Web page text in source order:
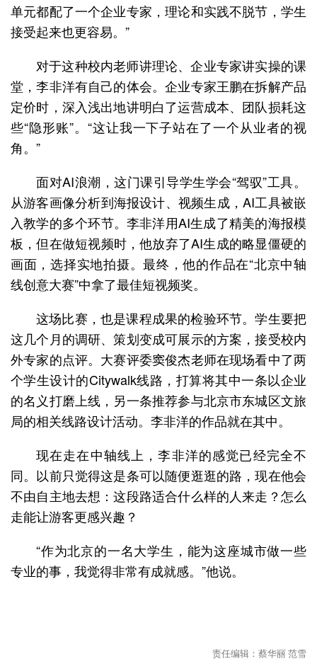
单元都配了一个企业专家，理论和实践不脱节，学生
接受起来也更容易。”
对于这种校内老师讲理论、企业专家讲实操的课
堂，李非洋有自己的体会。企业专家王鹏在拆解产品
定价时，深入浅出地讲明白了运营成本、团队损耗这
些“隐形账”。“这让我一下子站在了一个从业者的视
角。”
面对AI浪潮，这门课引导学生学会“驾驭”工具。
从游客画像分析到海报设计、视频生成，AI工具被嵌
入教学的多个环节。李非洋用AI生成了精美的海报模
板，但在做短视频时，他放弃了AI生成的略显僵硬的
画面，选择实地拍摄。最终，他的作品在“北京中轴
线创意大赛”中拿了最佳短视频奖。
这场比赛，也是课程成果的检验环节。学生要把
这几个月的调研、策划变成可展示的方案，接受校内
外专家的点评。大赛评委窦俊杰老师在现场看中了两
个学生设计的Citywalk线路，打算将其中一条以企业
的名义打磨上线，另一条推荐参与北京市东城区文旅
局的相关线路设计活动。李非洋的作品就在其中。
现在走在中轴线上，李非洋的感觉已经完全不
同。以前只觉得这是条可以随便逛逛的路，现在他会
不由自主地去想：这段路适合什么样的人来走？怎么
走能让游客更感兴趣？
“作为北京的一名大学生，能为这座城市做一些
专业的事，我觉得非常有成就感。”他说。
责任编辑：蔡华丽 范雪